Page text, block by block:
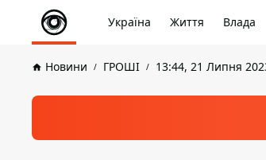
Україна Життя Влада
Новини ГРОШІ 13:44, 21 Липня